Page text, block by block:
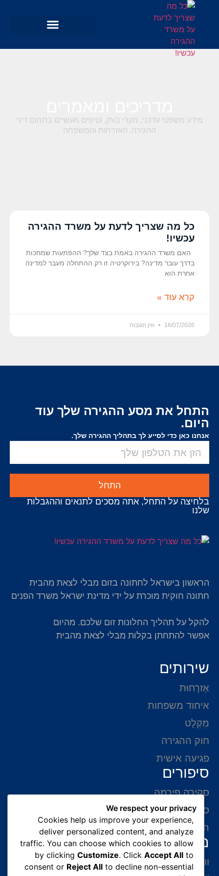
מידע משפטי עדכני, מקרי בוחן, וטיפים מעשיים בתחום דיני
ההגירה, האזרחות והמשפחה
כל מה שצריך לדעת על משרד ההגירה
עכשיו!
האם משרד ההגירה באמת בצד שלך? ההפתעות שמחכות
בדרך עובר מדינה? בירוקרטיה זו רק ההתחלה מעבר למדינה
אחרת הוא
קרא עוד »
18/07/2026 אין תגובות
התחל את מסע ההגירה שלך עוד
היום.
אנחנו כאן כדי לסייע לך בתהליך ההגירה שלך.
התחל
בלחיצה על התחל, אתה מסכים לתנאים וההגבלות
שלנו
הראשון בישראל לחתונה בזום מבלי לצאת מהבית
חתונה חוקית מוכרת על ידי מדינת ישראל משרד הפנים
להקל על תהליך החלונות זום שלכם. מהיום
אפשר להתחתן בקלות מבלי לצאת מהבית
שירותים
אֶזרָחוּת
איחוד משפחות
מִקְלָט
חוק ההגירה
פגיעה אישית
סיפורים
סקירה פירמה
סיפורי הצלחה
המלצות של לקוחות
מידע ליצירת קשר
ווצאפ 054-765-0002
We respect your privacy
Cookies help us improve your experience,
deliver personalized content, and analyze
traffic. You can choose which cookies to allow
by clickingCustomize. ClickAccept All to
consent or Reject All to decline non-essential